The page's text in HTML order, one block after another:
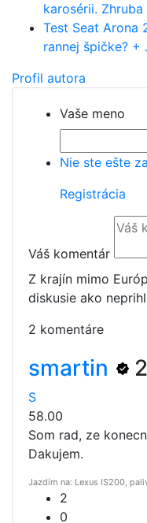
karosérii. Zhruba
Test Seat Arona
rannej špičke? +
Profil autora
Vaše meno
Nie ste ešte
Registrácia
Váš komentár
Z krajín mimo
diskusie ako
2 komentáre
smartin
S
58.00
Som rad, ze
Dakujem.
Jazdím na: Lexus IS200,
2
0